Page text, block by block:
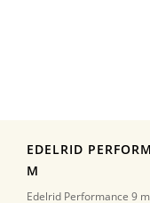
EDELRID
M
Edelrid Performance 9